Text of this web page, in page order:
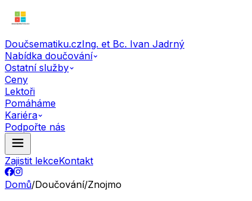
Doučsematiku.czIng. et Bc. Ivan Jadrný
Nabídka doučování
Ostatní služby
Ceny
Lektoři
Pomáháme
Kariéra
Podpořte nás
Zajistit lekceKontakt
Domů/Doučování/Znojmo